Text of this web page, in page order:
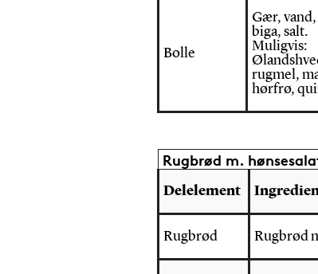
Bolle
Gær,
biga, salt.
Muligvis:
rugmel,
hørfrø,
Rugbrød m.
Delelement
Rugbrød Rugbrød